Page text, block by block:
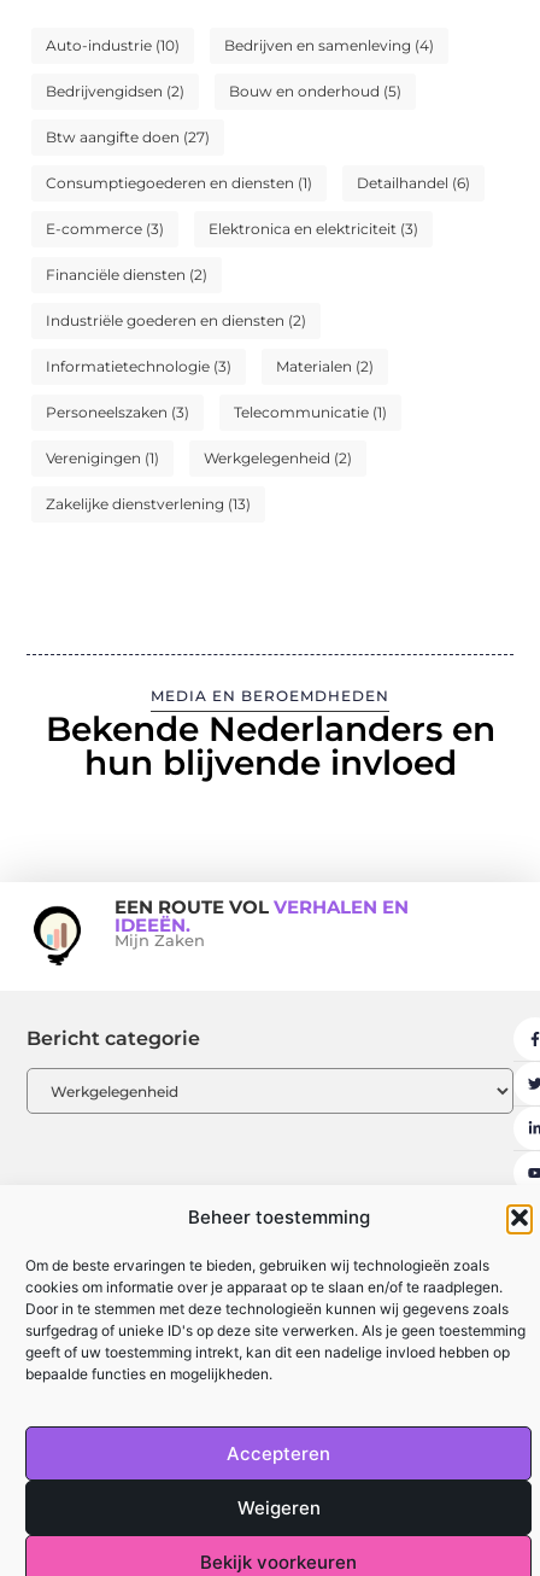
Beheer toestemming
Om de beste ervaringen te bieden, gebruiken wij technologieën zoals
cookies om informatie over je apparaat op te slaan en/of te raadplegen.
Door in te stemmen met deze technologieën kunnen wij gegevens zoals
surfgedrag of unieke ID's op deze site verwerken. Als je geen toestemming
geeft of uw toestemming intrekt, kan dit een nadelige invloed hebben op
bepaalde functies en mogelijkheden.
Accepteren
Weigeren
Bekijk voorkeuren
Auto-industrie (10) Bedrijven en samenleving (4)
Bedrijvengidsen (2) Bouw en onderhoud (5)
Btw aangifte doen (27)
Consumptiegoederen en diensten (1) Detailhandel (6)
E-commerce (3) Elektronica en elektriciteit (3)
Financiële diensten (2)
Industriële goederen en diensten (2)
Informatietechnologie (3) Materialen (2)
Personeelszaken (3) Telecommunicatie (1)
Verenigingen (1) Werkgelegenheid (2)
Zakelijke dienstverlening (13)
MEDIA EN BEROEMDHEDEN
Bekende Nederlanders en
hun blijvende invloed
EEN ROUTE VOL VERHALEN EN
IDEEËN.
Mijn Zaken
Bericht categorie
Ambassadeurs Artikel plaatsen Beroemdheden Contact
Cookiebeleid (EU) Ons team Over ons Website index
Uit De Media
Kwalitatieve Backlinks: De Sleutel tot Duurzaam SEO-succes
mijnzaken.be